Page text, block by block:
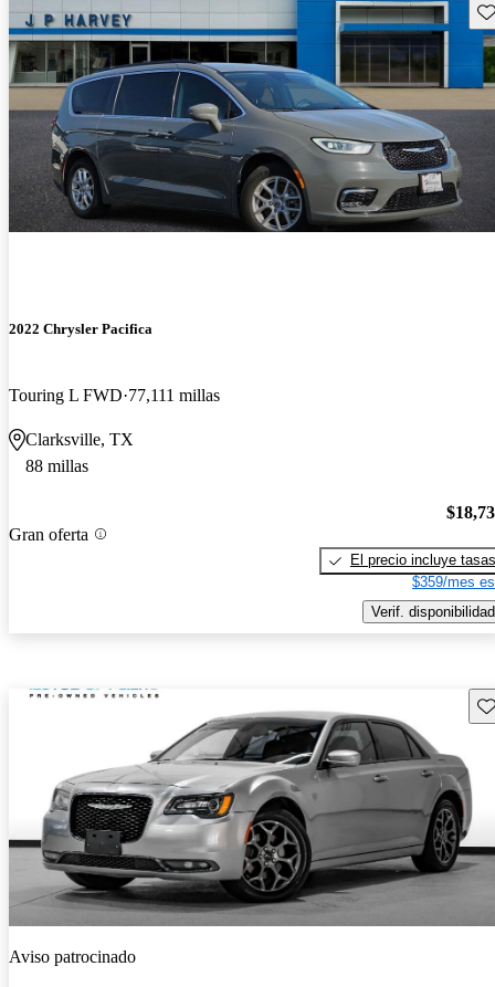
2022 Chrysler Pacifica
Touring L FWD 77,111 millas
Clarksville, TX
88 millas
Gran oferta
El precio incluye tasas
$359/mes
Verif. disponibilidad
Aviso patrocinado